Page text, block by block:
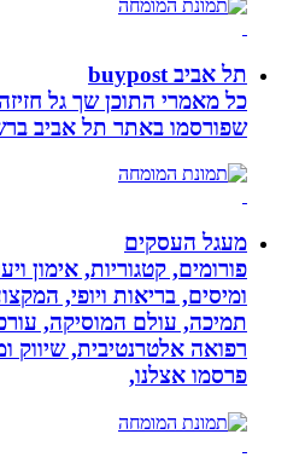
תל אביב buypost
שפורסמו באתר תל אביב ברשת mcity
מעגל העסקים
פורומים, קטגוריות, אימון ויעוץ,
ומיסים, בריאות ויופי,
תמיכה, עולם המוסיקה, עורכי דין,
רפואה אלטרנטיבית, שיווק
פרסמו אצלנו,